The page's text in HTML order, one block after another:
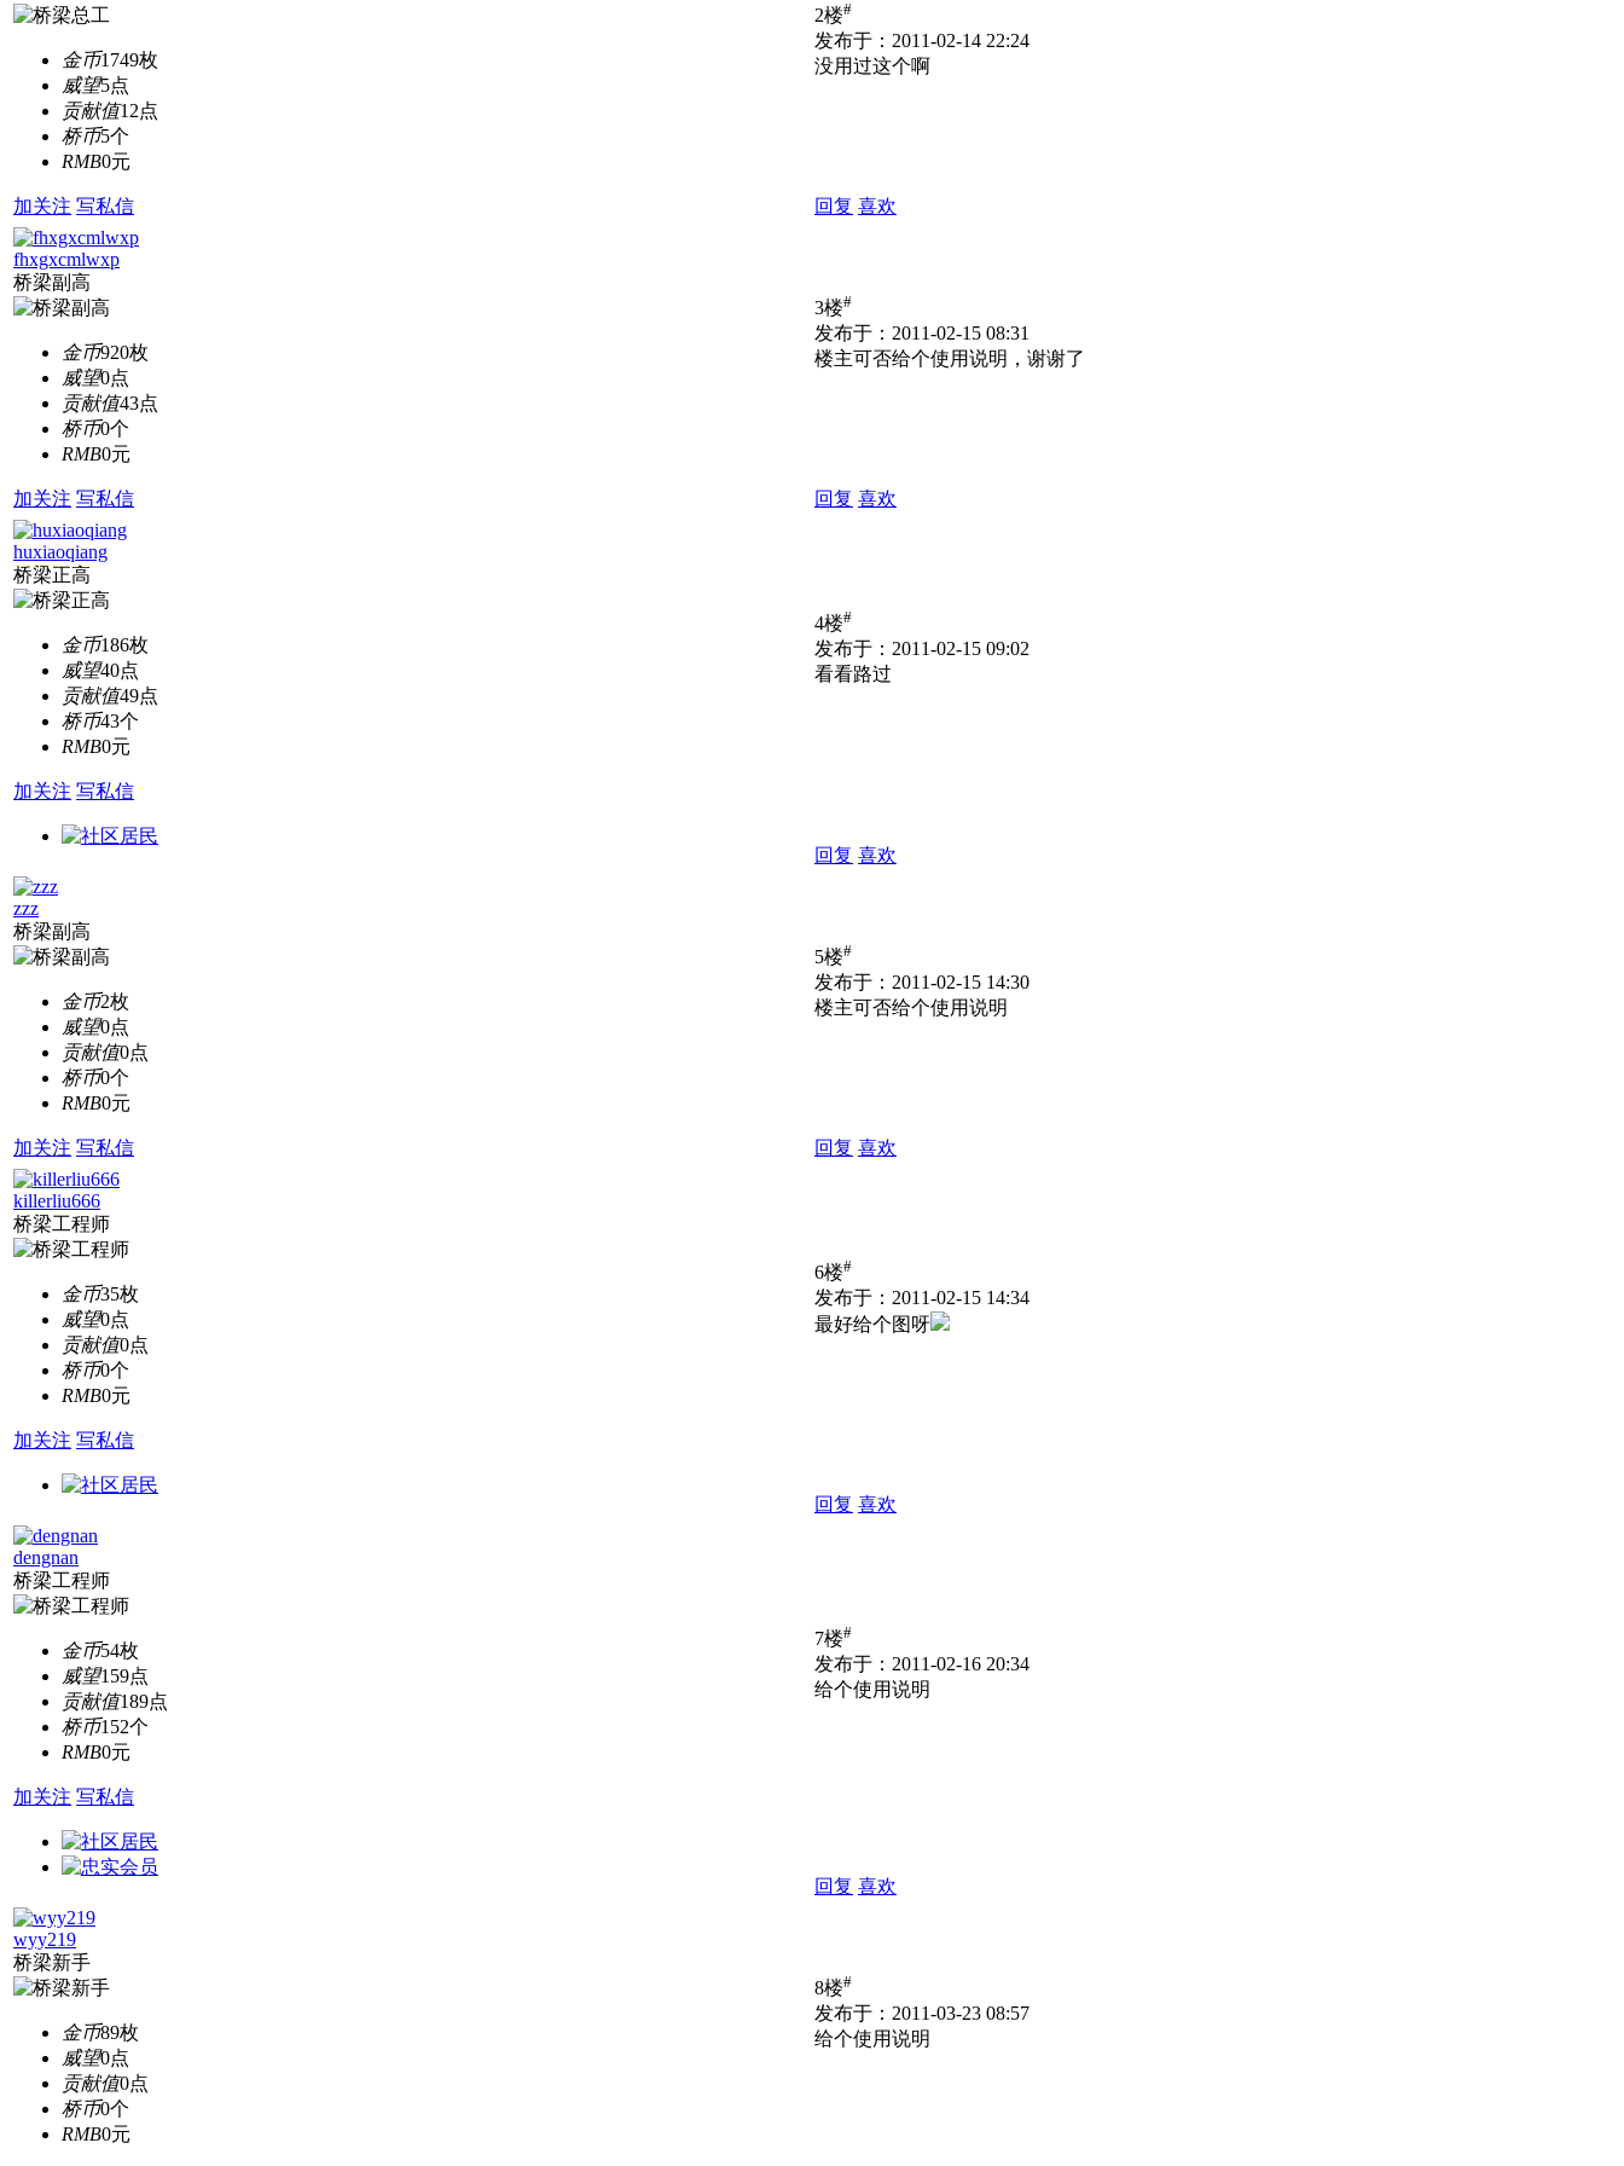
金币1749枚
威望5点
贡献值12点
桥币5个
RMB0元
加关注 写私信
2楼#
发布于：2011-02-14 22:24
没用过这个啊
回复 喜欢
fhxgxcmlwxp
桥梁副高
金币920枚
威望0点
贡献值43点
桥币0个
RMB0元
加关注 写私信
3楼#
发布于：2011-02-15 08:31
楼主可否给个使用说明，谢谢了
回复 喜欢
huxiaoqiang
桥梁正高
金币186枚
威望40点
贡献值49点
桥币43个
RMB0元
加关注 写私信
4楼#
发布于：2011-02-15 09:02
看看路过
回复 喜欢
zzz
桥梁副高
金币2枚
威望0点
贡献值0点
桥币0个
RMB0元
加关注 写私信
5楼#
发布于：2011-02-15 14:30
楼主可否给个使用说明
回复 喜欢
killerliu666
桥梁工程师
金币35枚
威望0点
贡献值0点
桥币0个
RMB0元
加关注 写私信
6楼#
发布于：2011-02-15 14:34
最好给个图呀
回复 喜欢
dengnan
桥梁工程师
金币54枚
威望159点
贡献值189点
桥币152个
RMB0元
加关注 写私信
7楼#
发布于：2011-02-16 20:34
给个使用说明
回复 喜欢
wyy219
桥梁新手
金币89枚
威望0点
贡献值0点
桥币0个
RMB0元
8楼#
发布于：2011-03-23 08:57
给个使用说明